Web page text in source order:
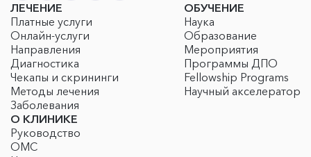
ЛЕЧЕНИЕ
Платные услуги
Онлайн-услуги
Направления
Диагностика
Чекапы и скрининги
Методы лечения
Заболевания
ОБУЧЕНИЕ
Наука
Образование
Мероприятия
Программы ДПО
Fellowship Programs
Научный акселератор
О КЛИНИКЕ
Руководство
ОМС